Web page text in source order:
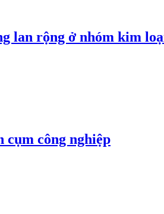
lan rộng ở nhóm kim
cụm công nghiệp